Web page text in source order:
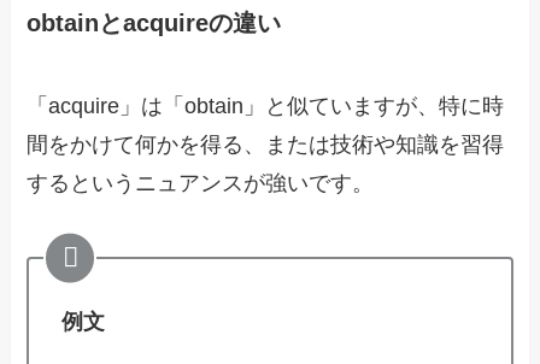
obtainとacquireの違い
「acquire」は「obtain」と似ていますが、特に時
間をかけて何かを得る、または技術や知識を習得
するというニュアンスが強いです。
例文